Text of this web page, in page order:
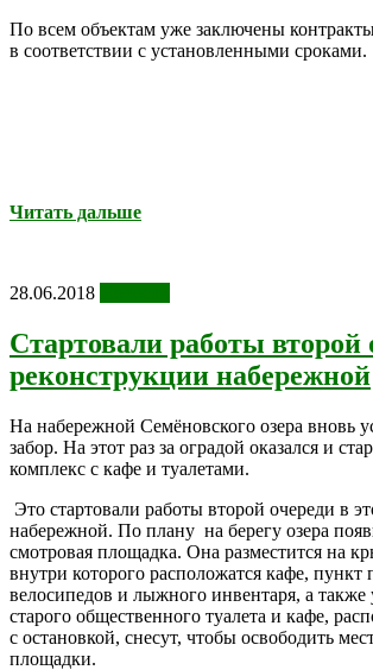
По всем объектам уже заключены
в соответствии с установленными сроками.
Читать дальше
28.06.2018
Стартовали работы второй
реконструкции набережной
На набережной Семёновского озера вновь
забор. На этот раз за оградой оказался и
комплекс с кафе и туалетами.
Это стартовали работы второй очереди в
набережной. По плану на берегу озера
смотровая площадка. Она разместится на
внутри которого расположатся кафе, пункт
велосипедов и лыжного инвентаря, а
старого общественного туалета и кафе,
с остановкой, снесут, чтобы освободить
площадки.